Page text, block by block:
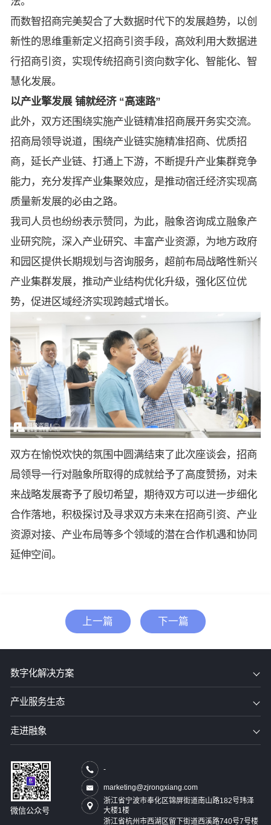
而数智招商完美契合了大数据时代下的发展趋势，以创
新性的思维重新定义招商引资手段，高效利用大数据进
行招商引资，实现传统招商引资向数字化、智能化、智
慧化发展。
以产业擎发展 铺就经济 “高速路”
此外，双方还围绕实施产业链精准招商展开务实交流。
招商局领导说道，围绕产业链实施精准招商、优质招
商，延长产业链、打通上下游，不断提升产业集群竞争
能力，充分发挥产业集聚效应，是推动宿迁经济实现高
质量新发展的必由之路。
我司人员也纷纷表示赞同，为此，融象咨询成立融象产
业研究院，深入产业研究、丰富产业资源，为地方政府
和园区提供长期规划与咨询服务，超前布局战略性新兴
产业集群发展，推动产业结构优化升级，强化区位优
势，促进区域经济实现跨越式增长。
双方在愉悦欢快的氛围中圆满结束了此次座谈会，招商
局领导一行对融象所取得的成就给予了高度赞扬，对未
来战略发展寄予了殷切希望，期待双方可以进一步细化
合作落地，积极探讨及寻求双方未来在招商引资、产业
资源对接、产业布局等多个领域的潜在合作机遇和协同
延伸空间。
上一篇 下一篇
数字化解决方案
产业服务生态
走进融象
微信公众号
-
marketing@zjrongxiang.com
浙江省宁波市奉化区锦屏街道南山路182号玮泽
大楼1楼
浙江省杭州市西湖区留下街道西溪路740号7号楼